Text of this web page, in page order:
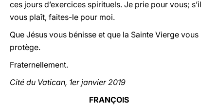
ces jours d’exercices spirituels. Je prie pour vous; s’il
vous plaît, faites-le pour moi.
Que Jésus vous bénisse et que la Sainte Vierge vous
protège.
Fraternellement.
Cité du Vatican, 1er janvier 2019
FRANÇOIS